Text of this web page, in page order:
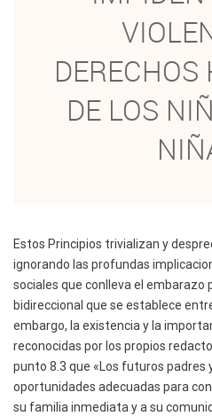
DE LOS
Estos Principios trivializan y
ignorando las profundas
sociales que conlleva el embarazo
bidireccional que se establece
embargo, la existencia y la
reconocidas por los propios
punto 8.3 que «Los futuros padres
oportunidades adecuadas para
su familia inmediata y a su